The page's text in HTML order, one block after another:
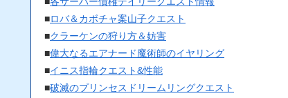
■ロバ＆カボチャ案山子クエスト
■クラーケンの狩り方＆妨害
■偉大なるエアナード魔術師のイヤリング
■イニス指輪クエスト&性能
■破滅のプリンセスドリームリングクエスト